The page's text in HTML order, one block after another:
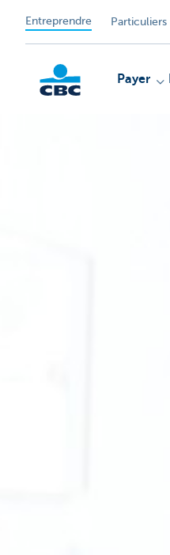
Entreprendre Particuliers
Payer